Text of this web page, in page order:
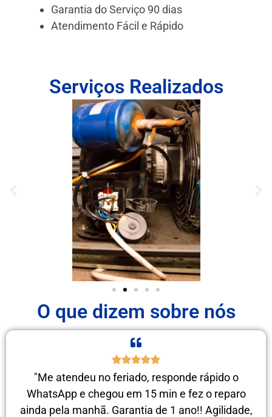
Garantia do Serviço 90 dias
Atendimento Fácil e Rápido
Serviços Realizados
O que dizem sobre nós
"Me atendeu no feriado, responde rápido o
WhatsApp e chegou em 15 min e fez o reparo
ainda pela manhã. Garantia de 1 ano!! Agilidade,